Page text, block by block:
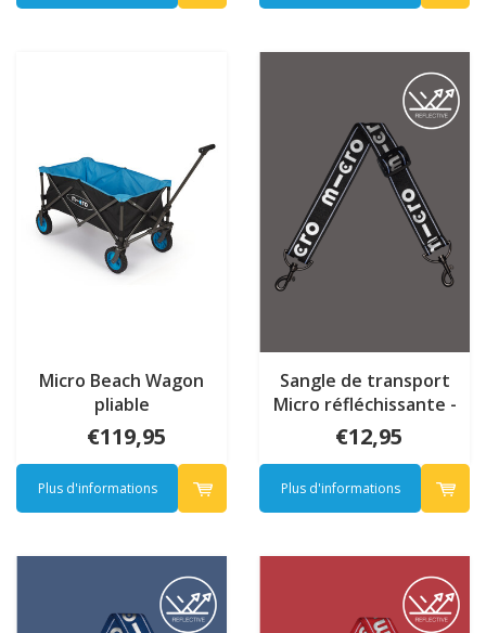
Micro Beach Wagon
pliable
€119,95
Plus d'informations
Sangle de transport
Micro réfléchissante -
Noir
€12,95
Plus d'informations